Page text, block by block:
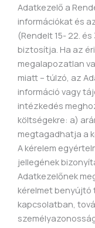
Adatkezelő a
információkat és
(Rendelt 15- 22.
biztosítja. Ha az
megalapozatlan
miatt – túlzó, az
információ vagy
intézkedés
költségekre: a)
megtagadhatja a
A kérelem
jellegének
Adatkezelőnek
kérelmet benyújtó
kapcsolatban,